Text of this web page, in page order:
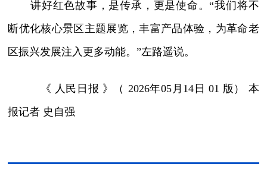
讲好红色故事，是传承，更是使命。“我们将不
断优化核心景区主题展览，丰富产品体验，为革命老
区振兴发展注入更多动能。”左路遥说。
《 人民日报 》（ 2026年05月14日 01 版） 本
报记者 史自强